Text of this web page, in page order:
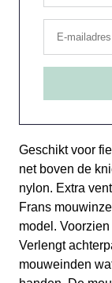
Geschikt voor
net boven de
nylon. Extra
Frans
model.
Verlengt
mouweinden